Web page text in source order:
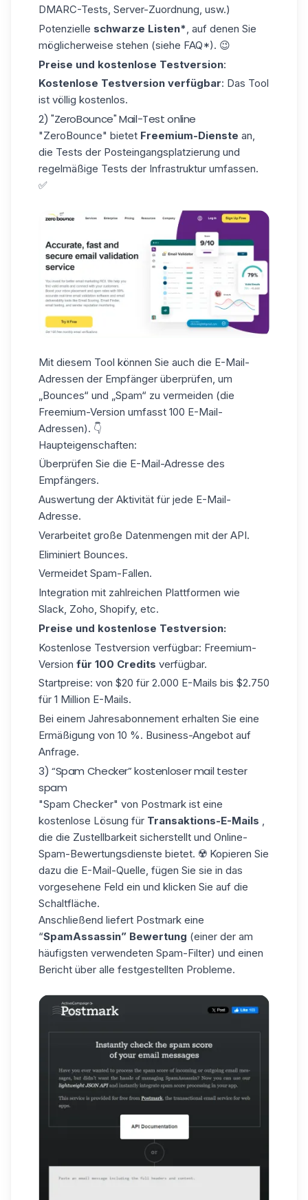
DMARC-Tests, Server-Zuordnung, usw.)
Potenzielle schwarze Listen* , auf denen Sie
möglicherweise stehen (siehe FAQ*). 😉
Preise und kostenlose Testversion:
Kostenlose Testversion verfügbar: Das Tool
ist völlig kostenlos.
2) "ZeroBounce" Mail-Test online
"ZeroBounce" bietet Freemium-Dienste an,
die Tests der Posteingangsplatzierung und
regelmäßige Tests der Infrastruktur umfassen.
✅
Mit diesem Tool können Sie auch die E-Mail-
Adressen der Empfänger überprüfen, um
„Bounces“ und „Spam“ zu vermeiden (die
Freemium-Version umfasst 100 E-Mail-
Adressen). 👇
Haupteigenschaften:
Überprüfen Sie die E-Mail-Adresse des
Empfängers.
Auswertung der Aktivität für jede E-Mail-
Adresse.
Verarbeitet große Datenmengen mit der API.
Eliminiert Bounces.
Vermeidet Spam-Fallen.
Integration mit zahlreichen Plattformen wie
Slack, Zoho, Shopify, etc.
Preise und kostenlose Testversion:
Kostenlose Testversion verfügbar: Freemium-
Version für 100 Credits verfügbar.
Startpreise: von $20 für 2.000 E-Mails bis $2.750
für 1 Million E-Mails.
Bei einem Jahresabonnement erhalten Sie eine
Ermäßigung von 10 %. Business-Angebot auf
Anfrage.
3) “Spam Checker” kostenloser mail tester
spam
"Spam Checker" von Postmark ist eine
kostenlose Lösung für Transaktions-E-Mails ,
die die Zustellbarkeit sicherstellt und Online-
Spam-Bewertungsdienste bietet. ☢️ Kopieren Sie
dazu die E-Mail-Quelle, fügen Sie sie in das
vorgesehene Feld ein und klicken Sie auf die
Schaltfläche.
Anschließend liefert Postmark eine
“SpamAssassin” Bewertung (einer der am
häufigsten verwendeten Spam-Filter) und einen
Bericht über alle festgestellten Probleme.